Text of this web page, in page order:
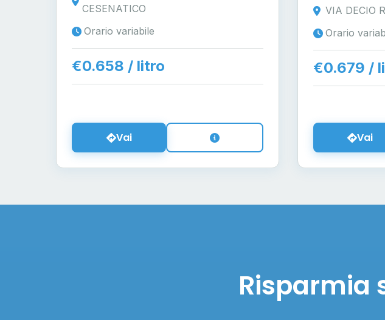
CESENATICO
Orario variabile
€0.658 / litro
Vai
VIA DECIO
Orario
€0.679 /
Vai
Risparmia